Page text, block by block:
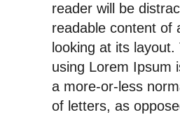
reader will be
readable content of
looking at its
using Lorem Ipsum
a more-or-less
of letters, as